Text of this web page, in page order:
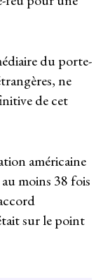
du porte-
ne
de cet
américaine
moins 38 fois
sur le point